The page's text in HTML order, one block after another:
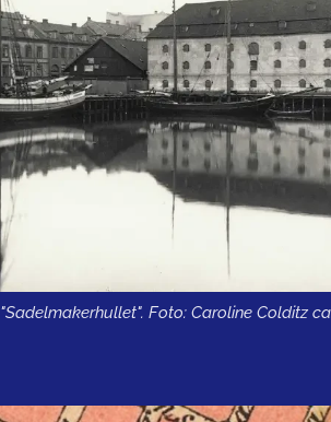
"Sadelmakerhullet". Foto: Caroline Colditz